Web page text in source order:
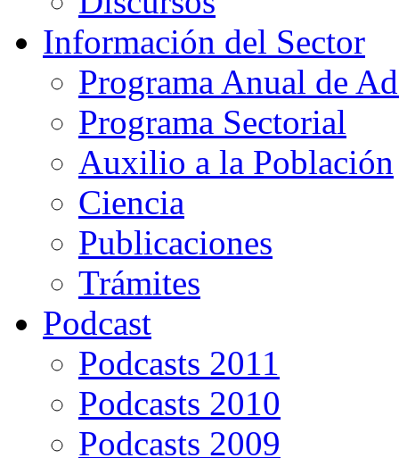
Información del Sector
Programa Anual de
Programa Sectorial
Auxilio a la Población
Ciencia
Publicaciones
Trámites
Podcast
Podcasts 2011
Podcasts 2010
Podcasts 2009